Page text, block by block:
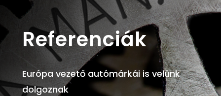
Referenciák
Európa vezető autómárkái is velünk
dolgoznak